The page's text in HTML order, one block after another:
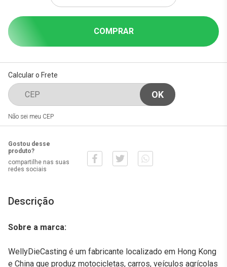
COMPRAR
Calcular o Frete
Não sei meu CEP
Gostou desse
produto?
compartilhe nas suas
redes sociais
Descrição
Sobre a marca:
WellyDieCasting é um fabricante localizado em Hong Kong
e China que produz motocicletas, carros, veículos agrícolas